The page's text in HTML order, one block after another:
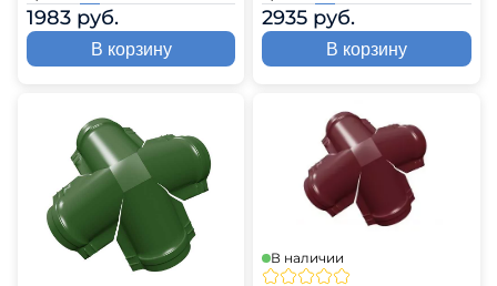
1983 руб.
В корзину
2935 руб.
В корзину
В наличии